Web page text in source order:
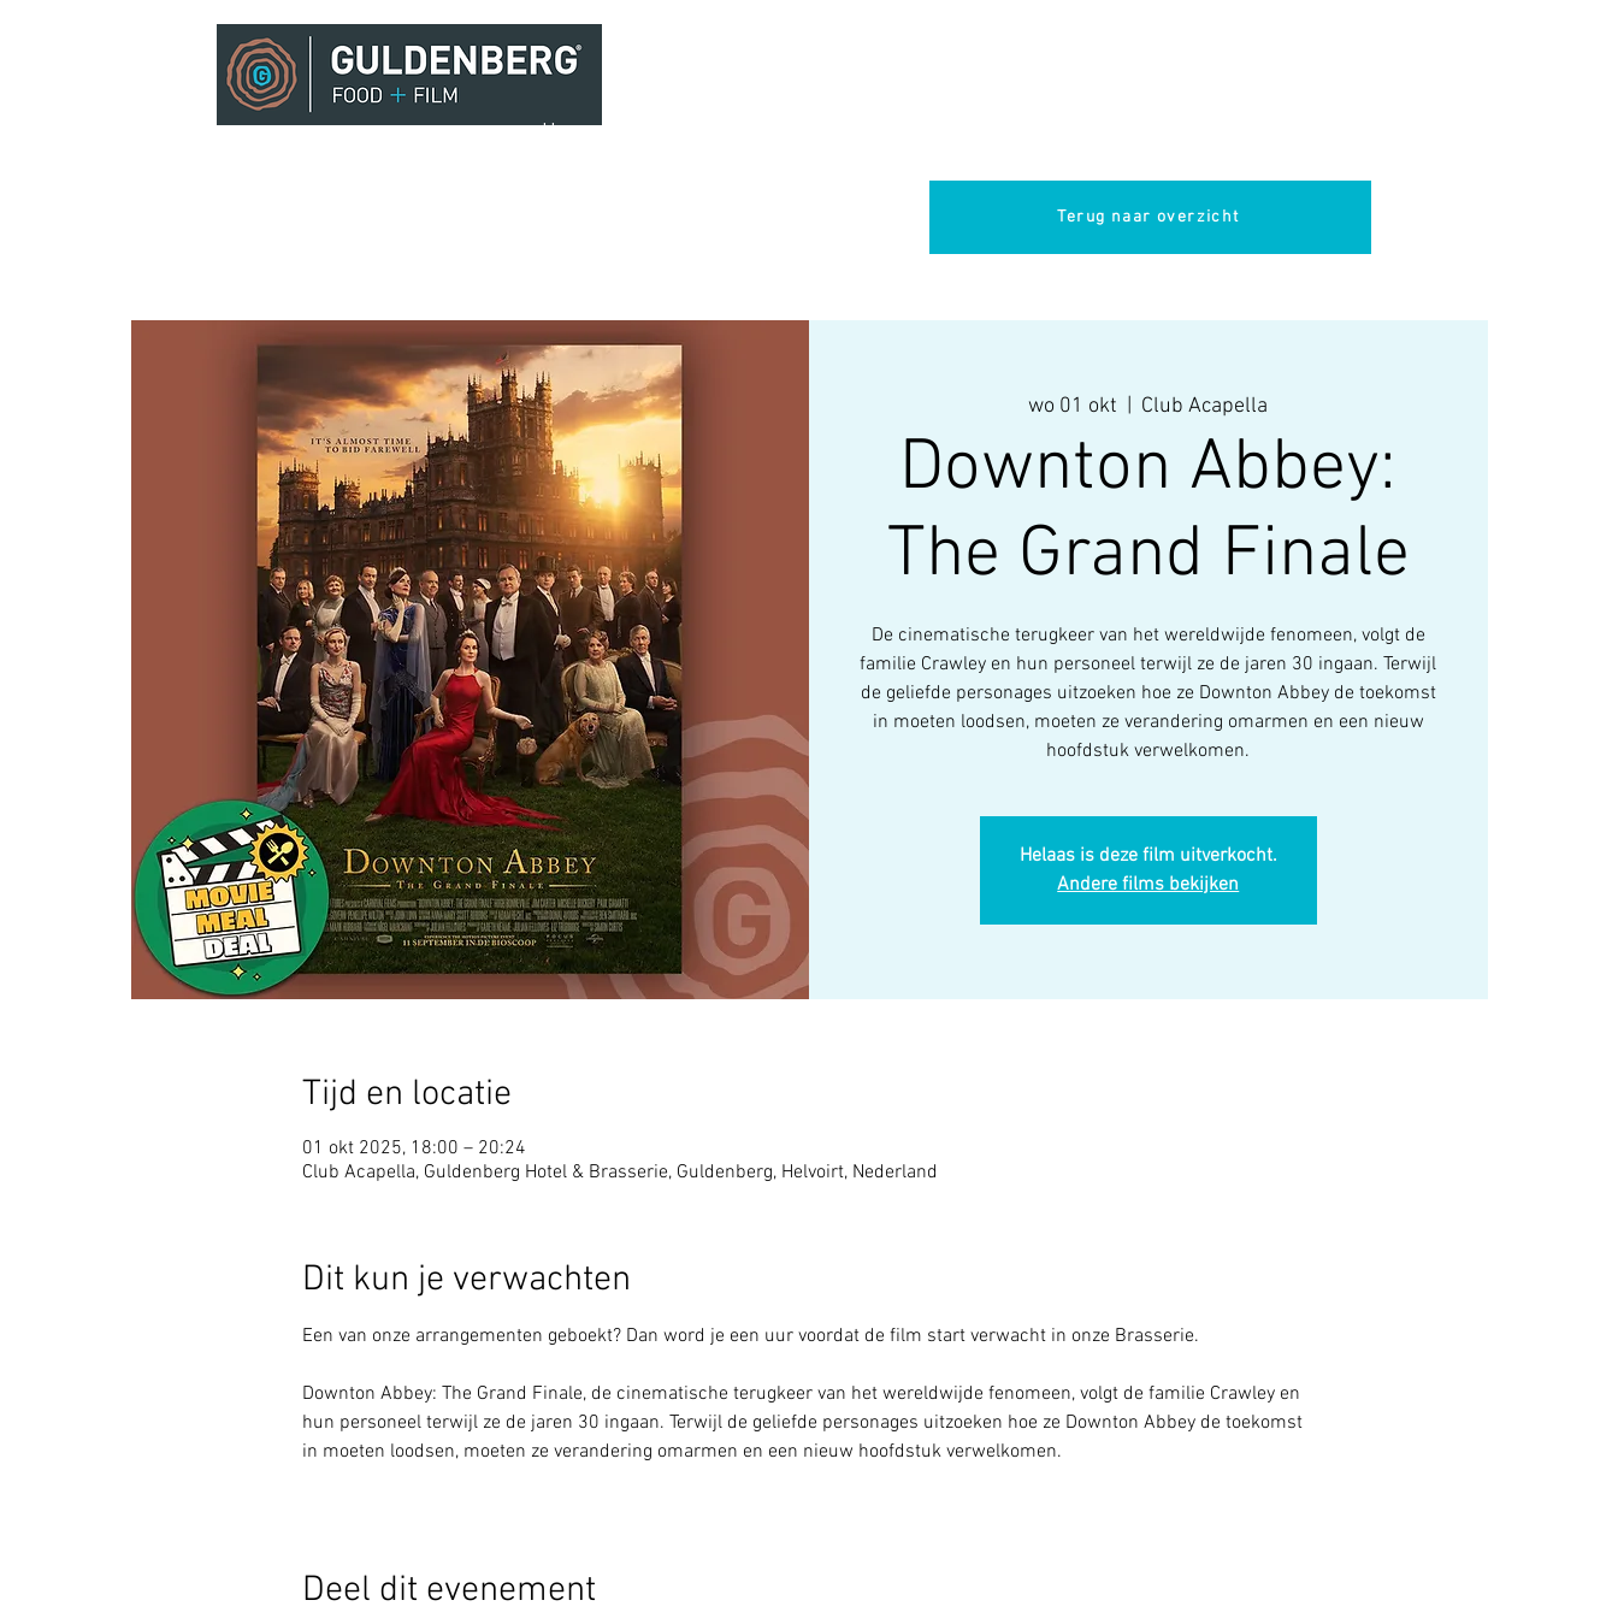
Home
Terug naar overzicht
wo 01 okt
  |
Club Acapella
Downton Abbey:
The Grand Finale
De cinematische terugkeer van het wereldwijde fenomeen, volgt de
familie Crawley en hun personeel terwijl ze de jaren 30 ingaan. Terwijl
de geliefde personages uitzoeken hoe ze Downton Abbey de toekomst
in moeten loodsen, moeten ze verandering omarmen en een nieuw
hoofdstuk verwelkomen.
Helaas is deze film uitverkocht.
Andere films bekijken
Tijd en locatie
01 okt 2025, 18:00 – 20:24
Club Acapella, Guldenberg Hotel & Brasserie, Guldenberg, Helvoirt, Nederland
Dit kun je verwachten
Een van onze arrangementen geboekt? Dan word je een uur voordat de film start verwacht in onze Brasserie.
Downton Abbey: The Grand Finale, de cinematische terugkeer van het wereldwijde fenomeen, volgt de familie Crawley en
hun personeel terwijl ze de jaren 30 ingaan. Terwijl de geliefde personages uitzoeken hoe ze Downton Abbey de toekomst
in moeten loodsen, moeten ze verandering omarmen en een nieuw hoofdstuk verwelkomen.
Deel dit evenement